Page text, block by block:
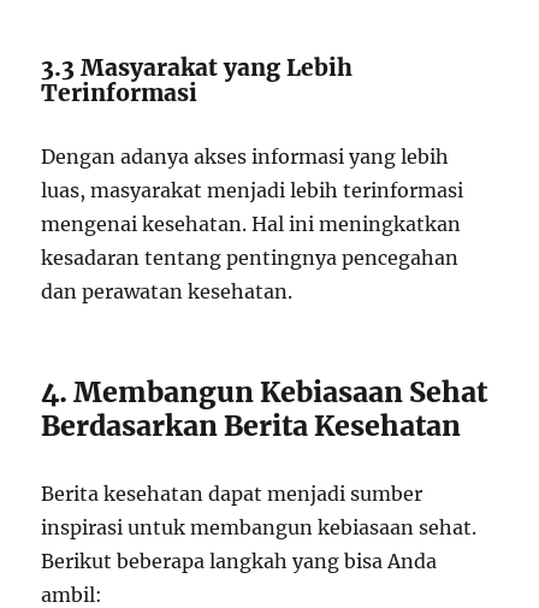
3.3 Masyarakat yang Lebih
Terinformasi
Dengan adanya akses informasi yang lebih
luas, masyarakat menjadi lebih terinformasi
mengenai kesehatan. Hal ini meningkatkan
kesadaran tentang pentingnya pencegahan
dan perawatan kesehatan.
4. Membangun Kebiasaan Sehat
Berdasarkan Berita Kesehatan
Berita kesehatan dapat menjadi sumber
inspirasi untuk membangun kebiasaan sehat.
Berikut beberapa langkah yang bisa Anda
ambil: